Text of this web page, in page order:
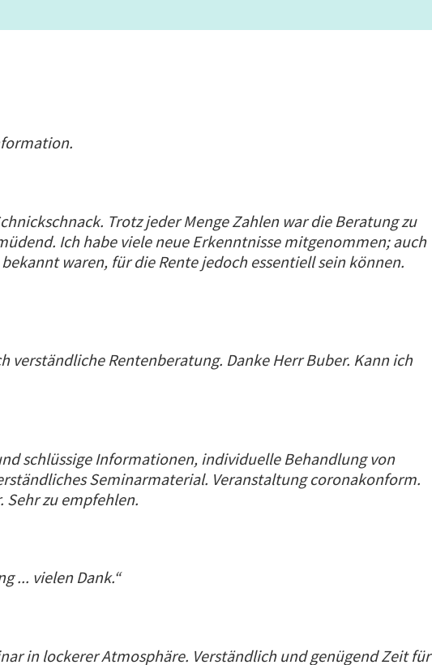
Trotz jeder Menge Zahlen war die Beratung zu
Ich habe viele neue Erkenntnisse mitgenommen; auch
waren, für die Rente jedoch essentiell sein können.
verständliche Rentenberatung. Danke Herr Buber. Kann ich
schlüssige Informationen, individuelle Behandlung von
Seminarmaterial. Veranstaltung coronakonform.
Sehr zu empfehlen.
... vielen Dank.“
in lockerer Atmosphäre. Verständlich und genügend Zeit für